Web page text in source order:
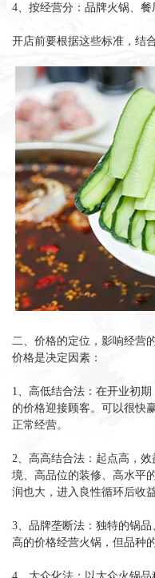
4、按经营分：品牌火锅、餐
开店前要根据这些标准，结
二、价格的定位，影响经营
价格是决定因素：
1、高低结合法：在开业初
的价格迎接顾客。可以很快
正常经营。
2、高高结合法：起点高，
境、高品位的装修、高水平
润也大，进入良性循环后收
3、品牌垄断法：独特的锅
高的价格经营火锅，但品种